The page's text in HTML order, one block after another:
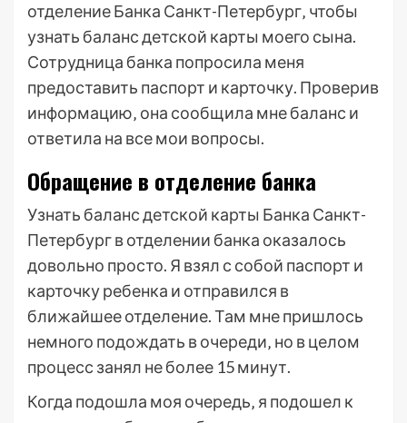
отделение Банка Санкт-Петербург‚ чтобы
узнать баланс детской карты моего сына.
Сотрудница банка попросила меня
предоставить паспорт и карточку. Проверив
информацию‚ она сообщила мне баланс и
ответила на все мои вопросы.
Обращение в отделение банка
Узнать баланс детской карты Банка Санкт-
Петербург в отделении банка оказалось
довольно просто. Я взял с собой паспорт и
карточку ребенка и отправился в
ближайшее отделение. Там мне пришлось
немного подождать в очереди‚ но в целом
процесс занял не более 15 минут.
Когда подошла моя очередь‚ я подошел к